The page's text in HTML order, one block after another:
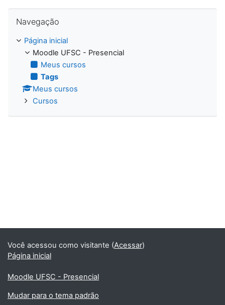
Navegação
Página inicial
Moodle UFSC - Presencial
Meus cursos
Tags
Meus cursos
Cursos
Você acessou como visitante (Acessar)
Página inicial
Moodle UFSC - Presencial
Mudar para o tema padrão